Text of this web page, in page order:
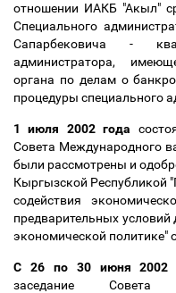
отношении ИАКБ "Акыл"
Специального
Сапарбековича -
администратора,
органа по делам о
процедуры специального
1 июля 2002 года
Совета Международного
были рассмотрены и
Кыргызской Республикой
содействия
предварительных
экономической политике"
C 26 по 30 июня 2002
заседание Совета